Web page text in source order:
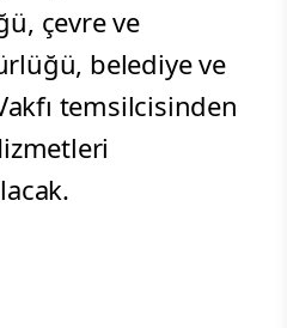
çevre ve
belediye ve
temsilcisinden